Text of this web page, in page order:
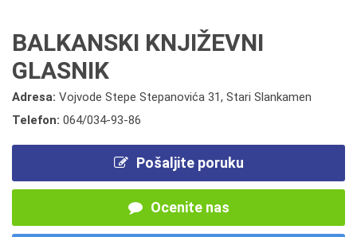
BALKANSKI KNJIŽEVNI
GLASNIK
Adresa: Vojvode Stepe Stepanovića 31, Stari Slankamen
Telefon: 064/034-93-86
Pošaljite poruku
Ocenite nas